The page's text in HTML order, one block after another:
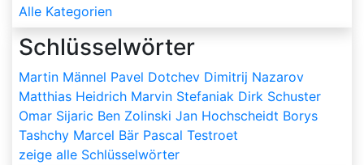
Alle Kategorien
Schlüsselwörter
Martin Männel Pavel Dotchev Dimitrij Nazarov
Matthias Heidrich Marvin Stefaniak Dirk Schuster
Omar Sijaric Ben Zolinski Jan Hochscheidt Borys
Tashchy Marcel Bär Pascal Testroet
zeige alle Schlüsselwörter